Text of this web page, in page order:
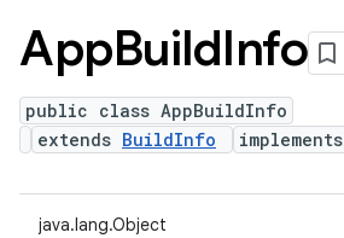
AppBuildInfo
public class AppBuildInfo
extends BuildInfo implements
java.lang.Object